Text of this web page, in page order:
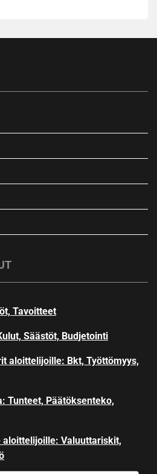
Tavoitteet
Säästöt, Budjetointi
aloittelijoille: Bkt, Työttömyys,
Tunteet, Päätöksenteko,
Valuuttariskit,